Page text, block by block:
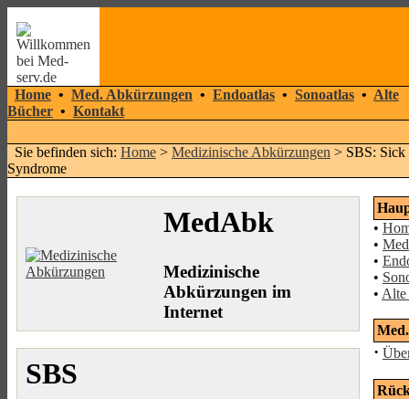
Home • Med. Abkürzungen • Endoatlas • Sonoatlas • Alte
Bücher • Kontakt
Sie befinden sich: Home > Medizinische Abkürzungen > SBS:
Syndrome
MedAbk
Medizinische
Abkürzungen im
Internet
SBS
•
•
•
•
• Alte
·